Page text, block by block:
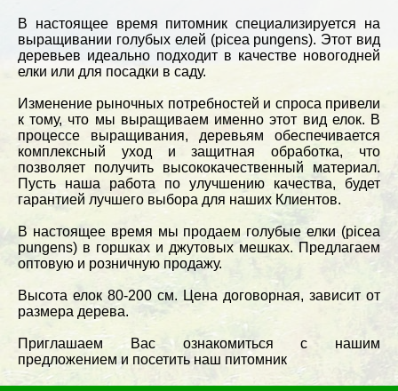
В настоящее время питомник специализируется на
выращивании голубых елей (picea pungens). Этот вид
деревьев идеально подходит в качестве новогодней
елки или для посадки в саду.
Изменение рыночных потребностей и спроса привели
к тому, что мы выращиваем именно этот вид елок. В
процессе выращивания, деревьям обеспечивается
комплексный уход и защитная обработка, что
позволяет получить высококачественный материал.
Пусть наша работа по улучшению качества, будет
гарантией лучшего выбора для наших Клиентов.
В настоящее время мы продаем голубые елки (picea
pungens) в горшках и джутовых мешках. Предлагаем
оптовую и розничную продажу.
Высота елок 80-200 см. Цена договорная, зависит от
размера дерева.
Приглашаем Вас ознакомиться с нашим
предложением и посетить наш питомник